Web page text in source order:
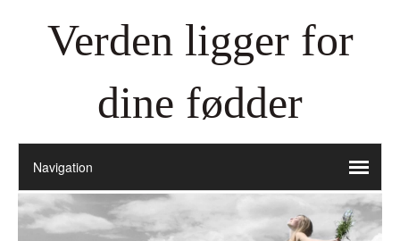
Verden ligger for
dine fødder